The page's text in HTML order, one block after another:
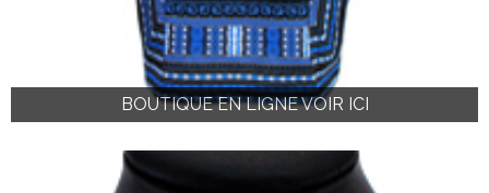
BOUTIQUE EN LIGNE VOIR ICI